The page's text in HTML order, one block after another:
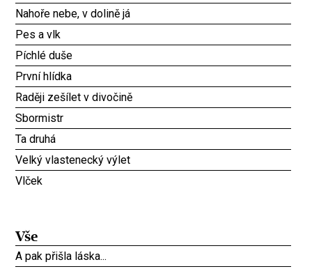
Nahoře nebe, v dolině já
Pes a vlk
Píchlé duše
První hlídka
Raději zešílet v divočině
Sbormistr
Ta druhá
Velký vlastenecký výlet
Vlček
Vše
A pak přišla láska...